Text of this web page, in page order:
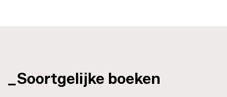
_Soortgelijke boeken